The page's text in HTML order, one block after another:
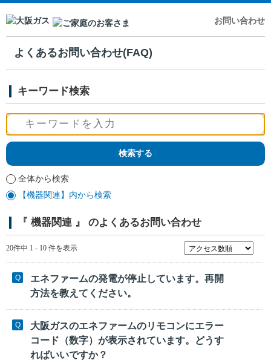
お問い合わせ
よくあるお問い合わせ(FAQ)
キーワード検索
全体から検索
【機器関連】内から検索
『 機器関連 』 のよくあるお問い合わせ
20件中 1 - 10 件を表示
エネファームの発電が停止しています。再開
方法を教えてください。
大阪ガスのエネファームのリモコンにエラー
コード（数字）が表示されています。どうす
ればいいですか？